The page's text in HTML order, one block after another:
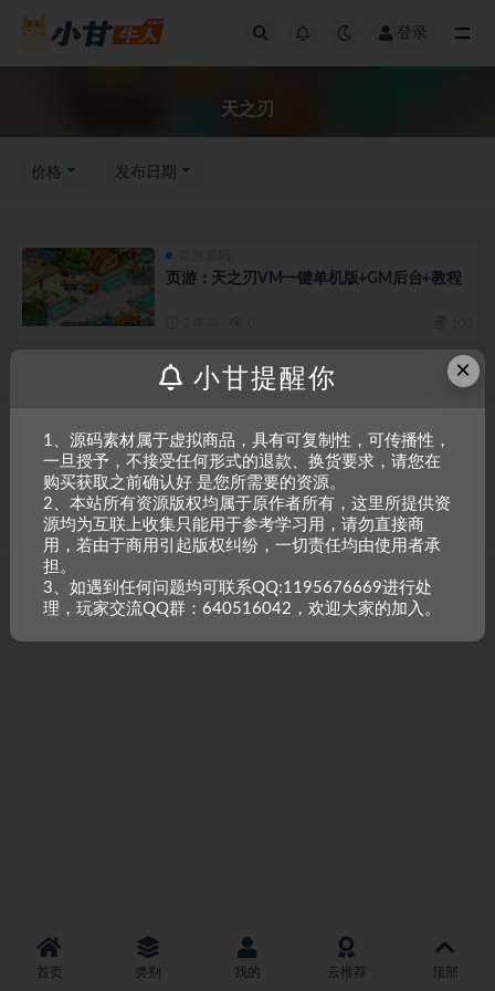
登录
天之刃
价格 发布日期
页游：天之刃VM一键单机版+GM后台+教程
Copyright © 2023 小甘牛人资源网 - All rights reserved
粤ICP备2023002201
号-1
本站是一个坚持做精品资源的网站，会长期坚持更新资源，以共享为原则，尊
重原创，如需搬资源请先与站长沟通，恶意搬运封禁账号。
首页 类别 我的 云推荐 顶部
×
小甘提醒你
1、源码素材属于虚拟商品，具有可复制性，可传播性，
一旦授予，不接受任何形式的退款、换货要求，请您在
购买获取之前确认好 是您所需要的资源。
2、本站所有资源版权均属于原作者所有，这里所提供资
源均为互联上收集只能用于参考学习用，请勿直接商
用，若由于商用引起版权纠纷，一切责任均由使用者承
担。
3、如遇到任何问题均可联系QQ:1195676669进行处
理，玩家交流QQ群：640516042，欢迎大家的加入。